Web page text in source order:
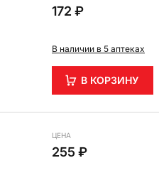
172 ₽
В наличии в 5 аптеках
В КОРЗИНУ
ЦЕНА
255 ₽